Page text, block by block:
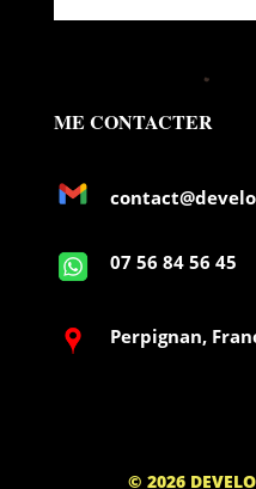
ME CONTACTER
07 56 84 56 45
Perpignan,
© 2026